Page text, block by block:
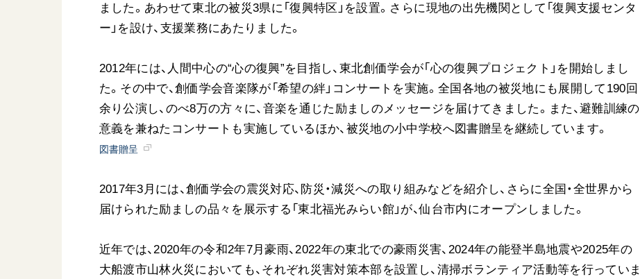
ました。あわせて東北の被災3県に「復興特区」を設置。さらに現地の出先機関として「復興支援センタ
ー」を設け、支援業務にあたりました。
2012年には、人間中心の“心の復興”を目指し、東北創価学会が「心の復興プロジェクト」を開始しまし
た。その中で、創価学会音楽隊が「希望の絆」コンサートを実施。全国各地の被災地にも展開して190回
余り公演し、のべ8万の方々に、音楽を通じた励ましのメッセージを届けてきました。また、避難訓練の
意義を兼ねたコンサートも実施しているほか、被災地の小中学校へ図書贈呈を継続しています。
図書贈呈
2017年3月には、創価学会の震災対応、防災・減災への取り組みなどを紹介し、さらに全国・全世界から
届けられた励ましの品々を展示する「東北福光みらい館」が、仙台市内にオープンしました。
近年では、2020年の令和2年7月豪雨、2022年の東北での豪雨災害、2024年の能登半島地震や2025年の
大船渡市山林火災においても、それぞれ災害対策本部を設置し、清掃ボランティア活動等を行っていま